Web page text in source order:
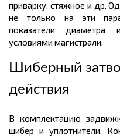
приварку, стяжное и др.
не только на эти
показатели
условиями магистрали.
Шиберный
действия
В комплектацию
шибер и уплотнители.